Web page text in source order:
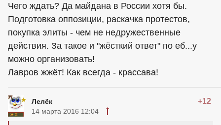
Чего ждать? Да майдана в России хотя бы.
Подготовка оппозиции, раскачка протестов,
покупка элиты - чем не недружественные
действия. За такое и "жёсткий ответ" по еб...у
можно организовать!
Лавров жжёт! Как всегда - крассава!
Лелёк +12
14 марта 2016 12:04